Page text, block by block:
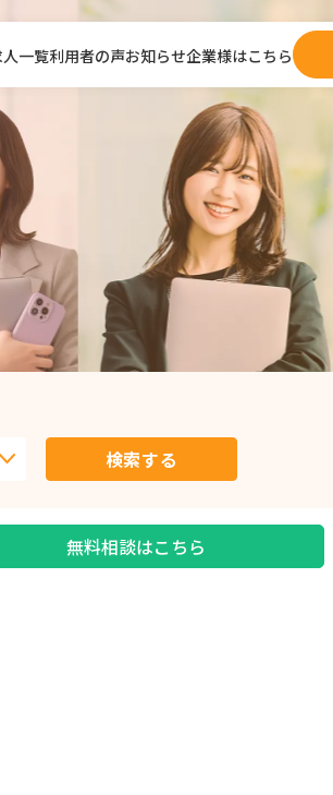
一覧利用者の声お知らせ企業様はこちら
検索する
無料相談はこちら